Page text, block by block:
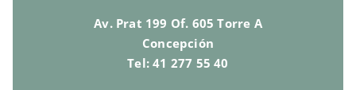
Av. Prat 199 Of. 605 Torre A
Concepción
Tel: 41 277 55 40